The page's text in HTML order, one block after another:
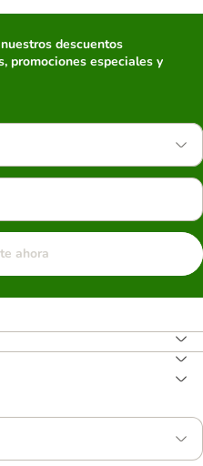
descuentos
promociones especiales y
ahora